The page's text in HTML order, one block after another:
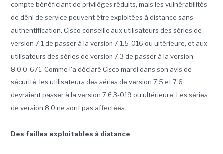
compte bénéficiant de privilèges réduits, mais les vulnérabilités
de déni de service peuvent être exploitées à distance sans
authentification. Cisco conseille aux utilisateurs des séries de
version 7.1 de passer à la version 7.1.5-016 ou ultérieure, et aux
utilisateurs des séries de version 7.3 de passer à la version
8.0.0-671. Comme l'a déclaré Cisco mardi dans son avis de
sécurité, les utilisateurs des séries de version 7.5 et 7.6
devraient passer à la version 7.6.3-019 ou ultérieure. Les séries
de version 8.0 ne sont pas affectées.
Des failles exploitables à distance